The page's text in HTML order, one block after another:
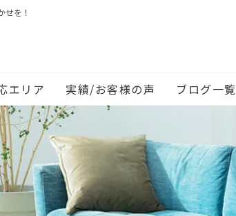
せを！
エリア 実績/お客様の声 ブログ一覧